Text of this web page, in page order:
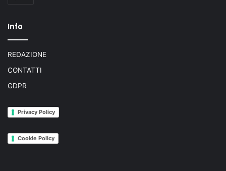
Info
REDAZIONE
CONTATTI
GDPR
Privacy Policy
Cookie Policy